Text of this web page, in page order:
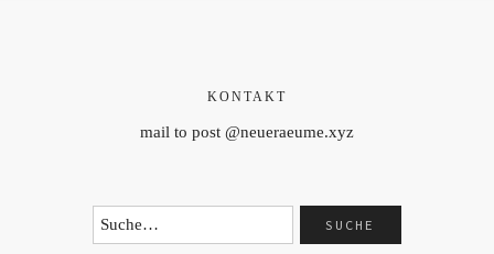
KONTAKT
mail to post @neueraeume.xyz